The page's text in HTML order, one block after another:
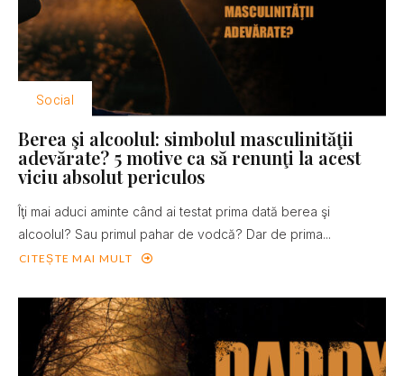
Social
Berea şi alcoolul: simbolul masculinităţii
adevărate? 5 motive ca să renunţi la acest
viciu absolut periculos
Îţi mai aduci aminte când ai testat prima dată berea şi
alcoolul? Sau primul pahar de vodcă? Dar de prima...
CITEȘTE MAI MULT